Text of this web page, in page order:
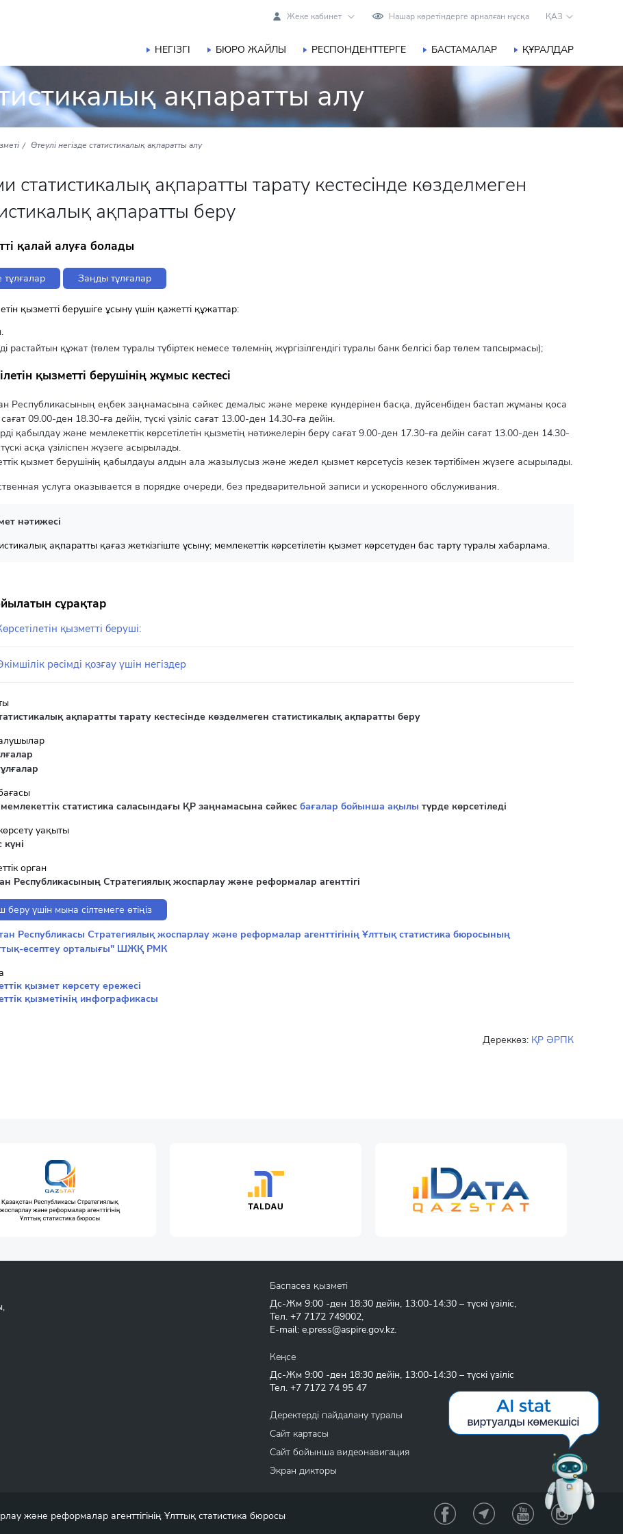
Жеке кабинет Нашар көретіндерге арналған нұсқа ҚАЗ
НЕГІЗГІ БЮРО ЖАЙЛЫ РЕСПОНДЕНТТЕРГЕ БАСТАМАЛАР ҚҰРАЛДАР
ақпаратты алу
Өтеулі негізде статистикалық ақпаратты алу
статистикалық ақпаратты тарату кестесінде көзделмеген
ақпаратты беру
қалай алуға болады
Заңды тұлғалар
қызметті берушіге ұсыну үшін қажетті құжаттар:
растайтын құжат (төлем туралы түбіртек немесе төлемнің жүргізілгендігі туралы банк белгісі бар төлем тапсырмасы);
қызметті берушінің жұмыс кестесі
Республикасының еңбек заңнамасына сәйкес демалыс және мереке күндерінен басқа, дүйсенбіден бастап жұманы қоса
09.00-ден 18.30-ға дейін, түскі үзіліс сағат 13.00-ден 14.30-ға дейін.
қабылдау және мемлекеттік көрсетілетін қызметің нәтижелерін беру сағат 9.00-ден 17.30-ға дейін сағат 13.00-ден 14.30-
асқа үзіліспен жүзеге асырылады.
қызмет берушінің қабылдауы алдын ала жазылусыз және жедел қызмет көрсетусіз кезек тәртібімен жүзеге асырылады.
услуга оказывается в порядке очереди, без предварительной записи и ускоренного обслуживания.
нәтижесі
ақпаратты қағаз жеткізгіште ұсыну; мемлекеттік көрсетілетін қызмет көрсетуден бас тарту туралы хабарлама.
сұрақтар
қызметті беруші:
рәсімді қозғау үшін негіздер
ақпаратты тарату кестесінде көзделмеген статистикалық ақпаратты беру
статистика саласындағы ҚР заңнамасына сәйкес бағалар бойынша ақылы түрде көрсетіледі
уақыты
орган
Республикасының Стратегиялық жоспарлау және реформалар агенттігі
беру үшін мына сілтемеге өтіңіз
Республикасы Стратегиялық жоспарлау және реформалар агенттігінің Ұлттық статистика бюросының
есептеу орталығы" ШЖҚ РМК
қызмет көрсету ережесі
қызметінің инфографикасы
Дереккөз: ҚР ӘРПК
Баспасөз қызметі
Дс-Жм 9:00 -ден 18:30 дейін, 13:00-14:30 – түскі үзіліс,
Тел. +7 7172 749002,
E-mail: e.press@aspire.gov.kz.
Кеңсе
Дс-Жм 9:00 -ден 18:30 дейін, 13:00-14:30 – түскі үзіліс
Тел. +7 7172 74 95 47
Деректерді пайдалану туралы
Сайт картасы
Сайт бойынша видеонавигация
Экран дикторы
және реформалар агенттігінің Ұлттық статистика бюросы